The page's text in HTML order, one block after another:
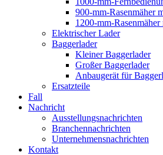
900-mm-Rasenmäher
1200-mm-
Elektrischer Lader
Baggerlader
Kleiner Baggerlader
Großer Baggerlader
Anbaugerät für
Ersatzteile
Fall
Nachricht
Ausstellungsnachrichten
Branchennachrichten
Unternehmensnachrichten
Kontakt